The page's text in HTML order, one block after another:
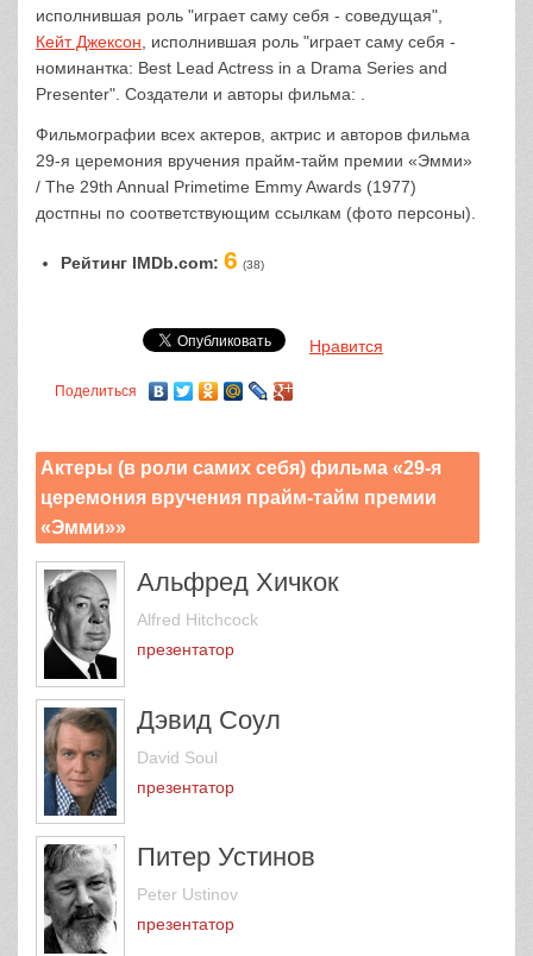
исполнившая роль "играет саму себя - соведущая",
Кейт Джексон , исполнившая роль "играет саму себя -
номинантка: Best Lead Actress in a Drama Series and
Presenter". Создатели и авторы фильма: .
Фильмографии всех актеров, актрис и авторов фильма
29-я церемония вручения прайм-тайм премии «Эмми»
/ The 29th Annual Primetime Emmy Awards (1977)
достпны по соответствующим ссылкам (фото персоны).
Рейтинг IMDb.com: 6 (38)
Нравится
Поделиться
Актеры (в роли самих себя) фильма «29-я
церемония вручения прайм-тайм премии
«Эмми»»
Альфред Хичкок
Alfred Hitchcock
презентатор
Дэвид Соул
David Soul
презентатор
Питер Устинов
Peter Ustinov
презентатор